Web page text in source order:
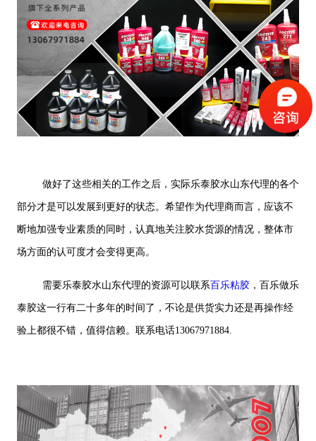
做好了这些相关的工作之后，实际乐泰胶水山东代理的各个
部分才是可以发展到更好的状态。希望作为代理商而言，应该不
断地加强专业素质的同时，认真地关注胶水货源的情况，整体市
场方面的认可度才会变得更高。
需要乐泰胶水山东代理的资源可以联系百乐粘胶，百乐做乐
泰胶这一行有二十多年的时间了，不论是供货实力还是再操作经
验上都很不错，值得信赖。联系电话13067971884.